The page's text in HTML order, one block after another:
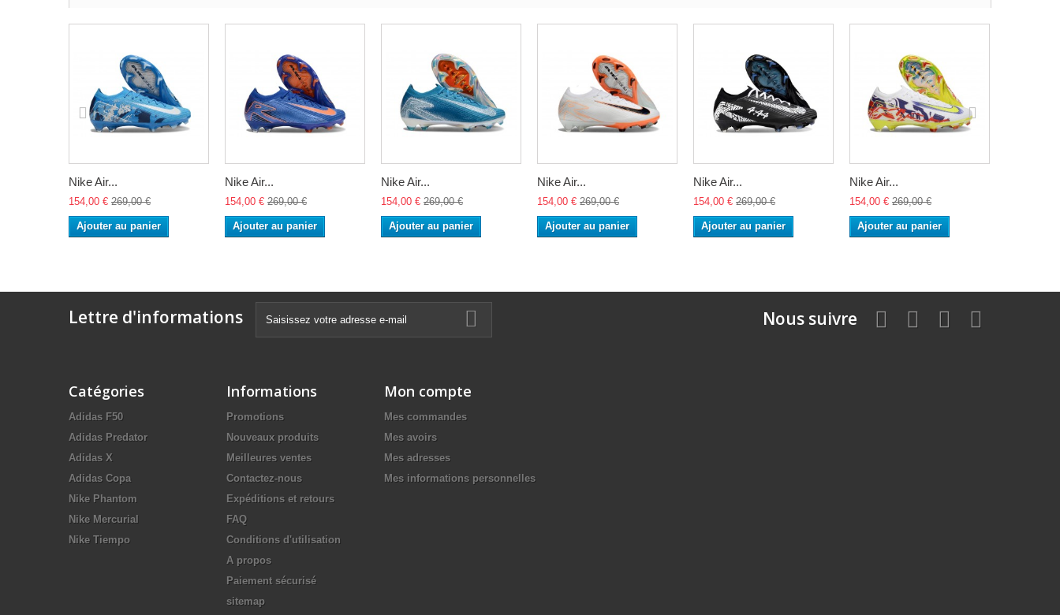
Nike Air...
154,00 € 269,00 €
Ajouter au panier
Nike Air...
154,00 € 269,00 €
Ajouter au panier
Nike Air...
154,00 € 269,00 €
Ajouter au panier
Nike Air...
154,00 € 269,00 €
Ajouter au panier
Nike Air...
154,00 € 269,00 €
Ajouter au panier
Nike Air...
154,00 € 269,00 €
Ajouter au panier
Lettre d'informations Nous suivre
Catégories
Adidas F50
Adidas Predator
Adidas X
Adidas Copa
Nike Phantom
Nike Mercurial
Nike Tiempo
Informations
Promotions
Nouveaux produits
Meilleures ventes
Contactez-nous
Expéditions et retours
FAQ
Conditions d'utilisation
A propos
Paiement sécurisé
sitemap
Mon compte
Mes commandes
Mes avoirs
Mes adresses
Mes informations personnelles